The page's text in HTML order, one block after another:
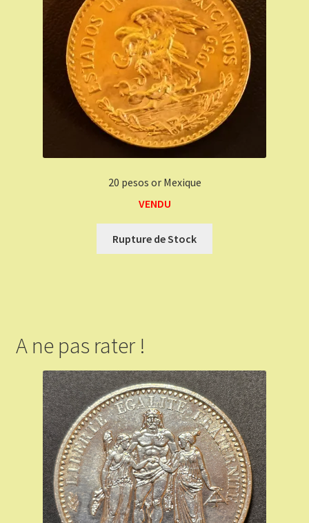
20 pesos or Mexique
VENDU
Rupture de Stock
A ne pas rater !